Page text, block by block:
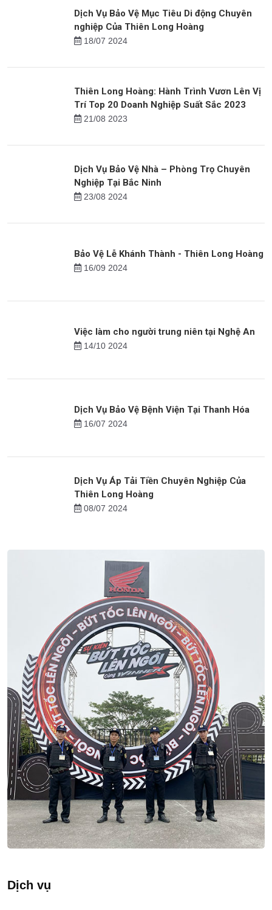
Dịch Vụ Bảo Vệ Khẩn Cấp của Thiên Long
Hoàng
Dịch Vụ Bảo Vệ Mục Tiêu Di động Chuyên
nghiệp Của Thiên Long Hoàng
Thiên Long Hoàng: Hành Trình Vươn Lên Vị
Trí Top 20 Doanh Nghiệp Suất Sắc 2023
Dịch Vụ Bảo Vệ Nhà – Phòng Trọ Chuyên
Nghiệp Tại Bắc Ninh
Bảo Vệ Lễ Khánh Thành - Thiên Long Hoàng
Việc làm cho người trung niên tại Nghệ An
Dịch Vụ Bảo Vệ Bệnh Viện Tại Thanh Hóa
16/07 2024
Dịch Vụ Áp Tải Tiền Chuyên Nghiệp Của
Thiên Long Hoàng
08/07 2024